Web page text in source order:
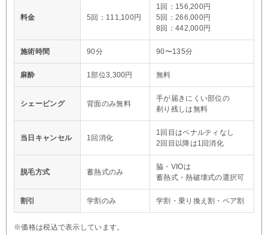
料金 5回：111,100円
1回：156,200円
5回：266,000円
8回：442,000円
施術時間 90分 90〜135分
麻酔 1部位3,300円 無料
シェービング 背面のみ無料
手が届きにくい部位の
剃り残しは無料
当日キャンセル 1回消化
1回目はペナルティなし
2回目以降は1回消化
脱毛方式 蓄熱式のみ
脇・VIOは
蓄熱式・熱破壊式の選択可
割引 学割のみ 学割・乗り換え割・ペア割
※価格は税込で表示しています。